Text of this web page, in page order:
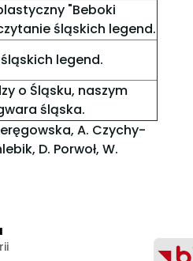
"Beboki
śląskich legend.
legend.
o Śląsku, naszym
śląska.
A. Czychy-
D. Porwoł, W.